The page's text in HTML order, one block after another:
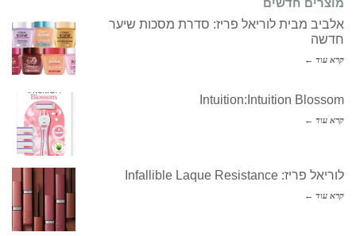
מוצרים חדשים
אלביב מבית לוריאל פריז: סדרת מסכות שיער
חדשה
קרא עוד ←
Intuition:Intuition Blossom
קרא עוד ←
לוריאל פריז: Infallible Laque Resistance
קרא עוד ←